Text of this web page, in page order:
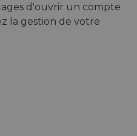
d'ouvrir un compte
la gestion de votre